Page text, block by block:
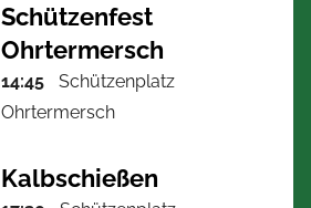
Schützenfest
Ohrtermersch
14:45
Schützenplatz
Ohrtermersch
Kalbschießen